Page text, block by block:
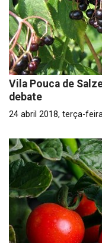
Vila Pouca de
debate
24 abril 2018, terça-